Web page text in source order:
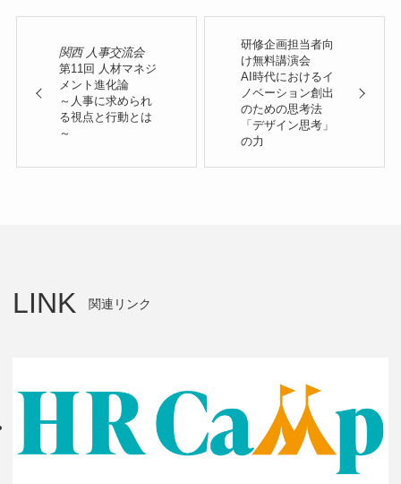
関西 人事交流会
第11回 人材マネジ
メント進化論
～人事に求められ
る視点と行動とは
～
研修企画担当者向
け無料講演会
AI時代におけるイ
ノベーション創出
のための思考法
「デザイン思考」
の力
LINK 関連リンク